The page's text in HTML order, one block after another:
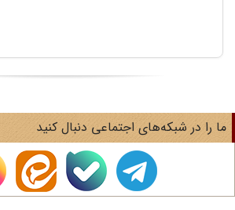
را در شبکه‌های اجتماعی دنبال کنید